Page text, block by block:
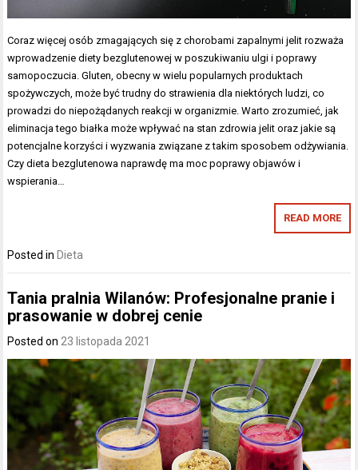
Coraz więcej osób zmagających się z chorobami zapalnymi jelit rozważa
wprowadzenie diety bezglutenowej w poszukiwaniu ulgi i poprawy
samopoczucia. Gluten, obecny w wielu popularnych produktach
spożywczych, może być trudny do strawienia dla niektórych ludzi, co
prowadzi do niepożądanych reakcji w organizmie. Warto zrozumieć, jak
eliminacja tego białka może wpływać na stan zdrowia jelit oraz jakie są
potencjalne korzyści i wyzwania związane z takim sposobem odżywiania.
Czy dieta bezglutenowa naprawdę ma moc poprawy objawów i
wspierania…
READ MORE
Posted in Dieta
Tania pralnia Wilanów: Profesjonalne pranie i
prasowanie w dobrej cenie
Posted on 23 listopada 2021